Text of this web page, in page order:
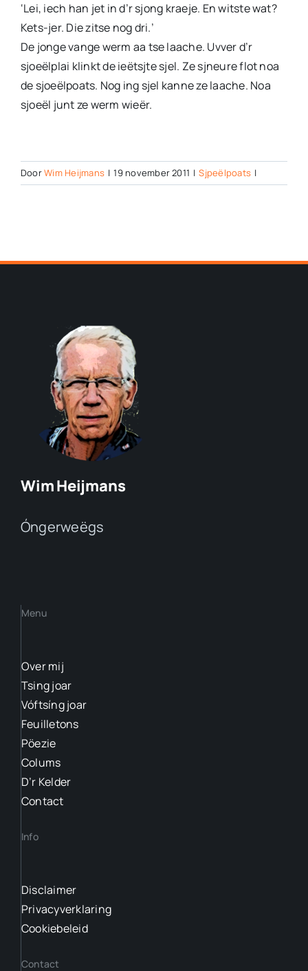
‘Lei, iech han jet in d’r sjong kraeje. En witste wat?
Kets-jer. Die zitse nog dri.’
De jonge vange werm aa tse laache. Uvver d’r
sjoeëlplai klinkt de ieëtsjte sjel. Ze sjneure flot noa
de sjoeëlpoats. Nog ing sjel kanne ze laache. Noa
sjoeël junt ze werm wieër.
DoorWim Heijmans | 19 november 2011 | Sjpeëlpoats |
Wim Heijmans
Óngerweëgs
Menu
Over mij
Tsing joar
Vóftsíng joar
Feuilletons
Pöezie
Colums
D’r Kelder
Contact
Info
Disclaimer
Privacyverklaring
Cookiebeleid
Contact